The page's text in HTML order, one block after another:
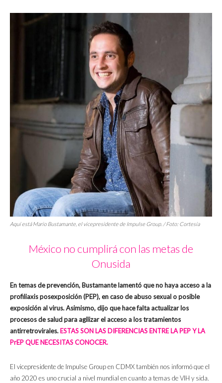
Aquí está Mario Bustamante, el vicepresidente de Impulse Group. / Foto: Cortesía
México no cumplirá con las metas de
Onusida
En temas de prevención, Bustamante lamentó que no haya acceso a la
profiliaxis posexposición (PEP), en caso de abuso sexual o posible
exposición al virus. Asimismo, dijo que hace falta actualizar los
procesos de salud para agilizar el acceso a los tratamientos
antirretrovirales. ESTAS SON LAS DIFERENCIAS ENTRE LA PEP Y LA
PrEP QUE NECESITAS CONOCER.
El vicepresidente de Impulse Group en CDMX también nos informó que el
año 2020 es uno crucial a nivel mundial en cuanto a temas de VIH y sida.